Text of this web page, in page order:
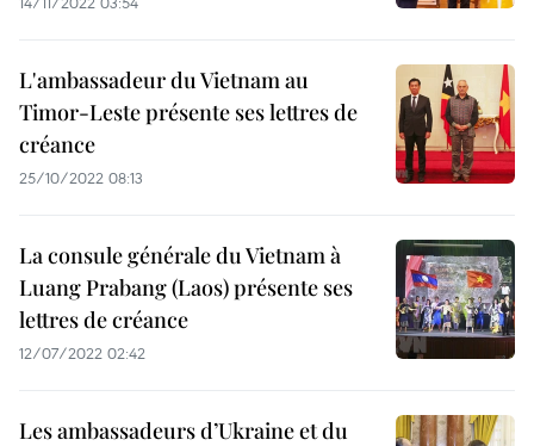
L'ambassadeur du Vietnam au
Timor-Leste présente ses lettres de
créance
25/10/2022 08:13
La consule générale du Vietnam à
Luang Prabang (Laos) présente ses
lettres de créance
12/07/2022 02:42
Les ambassadeurs d’Ukraine et du